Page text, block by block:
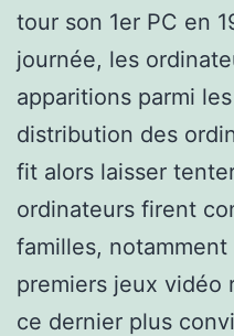
tour son 1er PC en
journée, les
apparitions parmi
distribution des
fit alors laisser
ordinateurs firent
familles, notamment
premiers jeux vidéo
ce dernier plus